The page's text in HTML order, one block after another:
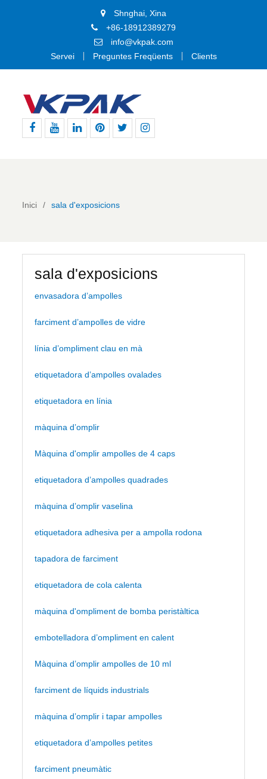
Shnghai, Xina
+86-18912389279
info@vkpak.com
Servei
Preguntes Freqüents Clients
Inici sala d'exposicions
sala d'exposicions
envasadora d’ampolles
farciment d’ampolles de vidre
línia d’ompliment clau en mà
etiquetadora d’ampolles ovalades
etiquetadora en línia
màquina d’omplir
Màquina d'omplir ampolles de 4 caps
etiquetadora d’ampolles quadrades
màquina d’omplir vaselina
etiquetadora adhesiva per a ampolla rodona
tapadora de farciment
etiquetadora de cola calenta
màquina d'ompliment de bomba peristàltica
embotelladora d’ompliment en calent
Màquina d’omplir ampolles de 10 ml
farciment de líquids industrials
màquina d’omplir i tapar ampolles
etiquetadora d’ampolles petites
farciment pneumàtic